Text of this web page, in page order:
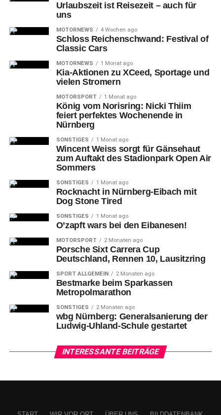
allem dem wendigen isländischen Spielmacher Gisli
Kristjansson zweimal in Folge den Zahn – hatte aber das
Pech, dass seine Vorderleute zu viele technische Fehler
produzierten und die Ballgewinne nicht in Tore
blieb ohnehin das Hauptproblem an diesem Tag bei
den Gastgebern, die sich zunehmend am Magdeburger
Schlussmann die Zähne ausbissen: die
Chancenverwertung. SCM-Torwart Mike Jensen indessen
kam immer besser ins Spiel, wuchs – so schien es – von
Spielschluss schon beinahe nicht mehr durch die
Ausgangstüren passte:
Bälle machten allein schon den Klassenunterschied an
Urlaubszeit ist Reisezeit – auch für
uns
MOTORNEWS 4 Wochen ago
Schloss Reichenschwand: Festival of
Classic Cars
MOTORNEWS 1 Monat ago
Kia-Aktionen zu XCeed, Sportage und
vielen Stromern
MOTORSPORT 1 Monat ago
König vom Norisring: Nicki Thiim
feiert perfektes Wochenende in
Nürnberg
SONSTIGES 1 Monat ago
Wincent Weiss sorgt für Gänsehaut
zum Auftakt des Stadionpark Open Air
Sommers
SONSTIGES 1 Monat ago
Rocknacht in Nürnberg-Eibach mit
Dog Stone Tired
SONSTIGES 1 Monat ago
O’zapft wars bei den Eibanesen!
MOTORSPORT 2 Monaten ago
Porsche Sixt Carrera Cup
Deutschland, Rennen 10, Lausitzring
SPORT ALLGEMEIN 2 Monaten ago
Bestmarke beim Sparkassen
Metropolmarathon
SONSTIGES 2 Monaten ago
wbg Nürnberg: Generalsanierung der
Ludwig-Uhland-Schule gestartet
INTERESSANTE BEITRÄGE